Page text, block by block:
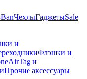
ЧехлыГаджетыSale
и
Флэшки и
AirTag и
Прочие аксессуары